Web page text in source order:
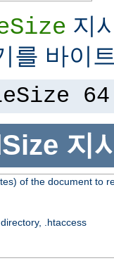
지
를 바이
64
지
of the document to
.htaccess